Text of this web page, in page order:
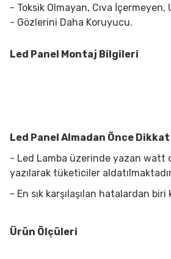
- Toksik Olmayan, Cıva İçermeyen,
- Gözlerini Daha Koruyucu.
Led Panel Montaj Bilgileri
Led Panel Almadan Önce
- Led Lamba üzerinde yazan watt
yazılarak tüketiciler
- En sık karşılaşılan hatalardan
Ürün Ölçüleri